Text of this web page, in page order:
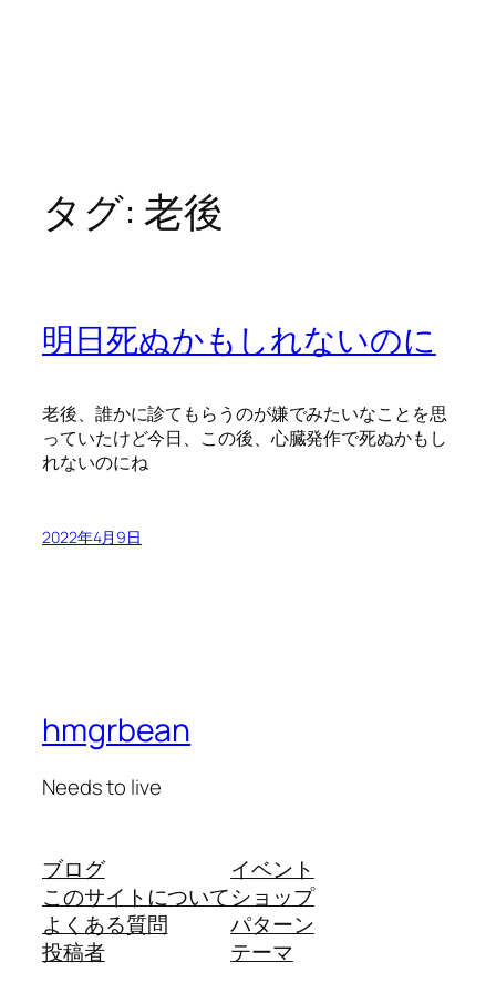
タグ: 老後
明日死ぬかもしれないのに
老後、誰かに診てもらうのが嫌でみたいなことを思
っていたけど今日、この後、心臓発作で死ぬかもし
れないのにね
2022年4月9日
hmgrbean
Needs to live
ブログ
このサイトについて
よくある質問
投稿者
イベント
ショップ
パターン
テーマ